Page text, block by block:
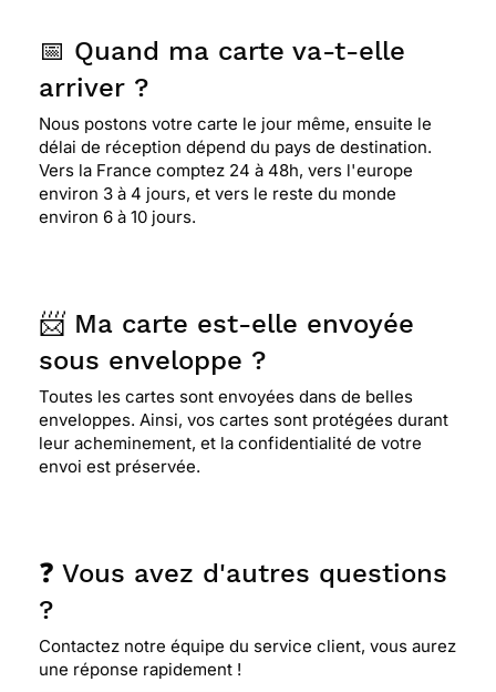
📅 Quand ma carte va-t-elle
arriver ?
Nous postons votre carte le jour même, ensuite le
délai de réception dépend du pays de destination.
Vers la France comptez 24 à 48h, vers l'europe
environ 3 à 4 jours, et vers le reste du monde
environ 6 à 10 jours.
📨 Ma carte est-elle envoyée
sous enveloppe ?
Toutes les cartes sont envoyées dans de belles
enveloppes. Ainsi, vos cartes sont protégées durant
leur acheminement, et la confidentialité de votre
envoi est préservée.
❓ Vous avez d'autres questions
?
Contactez notre équipe du service client, vous aurez
une réponse rapidement !